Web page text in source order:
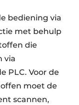
bediening via
met behulp
die
via
PLC. Voor de
moet de
scannen,